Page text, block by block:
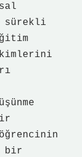
sürekli
bir